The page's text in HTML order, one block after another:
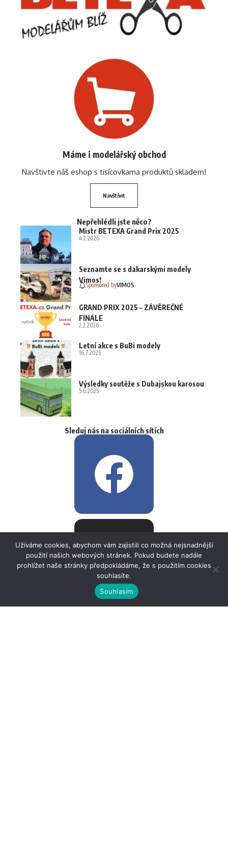
Máme i modelářský obchod
Navštivte náš eshop s tisícovkama produktů skladem!
Navštívit
Nepřehlédli jste něco?
Mistr BETEXA Grand Prix 2025
4.2.2026
Seznamte se s dakarskými modely
Vimos!
Sponsored byVIMOS
GRAND PRIX 2025 – ZÁVĚREČNÉ
FINÁLE
2.2.2026
Letní akce s BuBi modely
16.7.2025
Výsledky soutěže s Dubajskou karosou
5.6.2025
Sleduj nás na sociálních sítích
Užíváme cookies, abychom vám zajistili co možná nejsnadnější
použití našich webových stránek. Pokud budete nadále
prohlížet naše stránky předpokládáme, že s použitím cookies
souhlasíte.
Souhlasím